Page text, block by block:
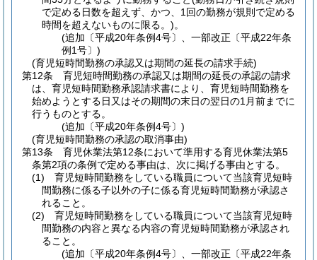
で定める日数を超えず、かつ、1回の勤務が規則で定める
時間を超えないものに限る。)。
(追加〔平成20年条例4号〕、一部改正〔平成22年条
例1号〕)
(育児短時間勤務の承認又は期間の延長の請求手続)
第12条
育児短時間勤務の承認又は期間の延長の承認の請求
は、育児短時間勤務承認請求書により、育児短時間勤務を
始めようとする日又はその期間の末日の翌日の1月前までに
行うものとする。
(追加〔平成20年条例4号〕)
(育児短時間勤務の承認の取消事由)
第13条
育児休業法第12条において準用する育児休業法第5
条第2項の条例で定める事由は、次に掲げる事由とする。
(1)
育児短時間勤務をしている職員について当該育児短時
間勤務に係る子以外の子に係る育児短時間勤務が承認さ
れること。
(2)
育児短時間勤務をしている職員について当該育児短時
間勤務の内容と異なる内容の育児短時間勤務が承認され
ること。
(追加〔平成20年条例4号〕、一部改正〔平成22年条